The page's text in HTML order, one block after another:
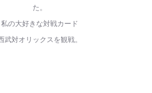
た。
私の大好きな対戦カード
武対オリックスを観戦。